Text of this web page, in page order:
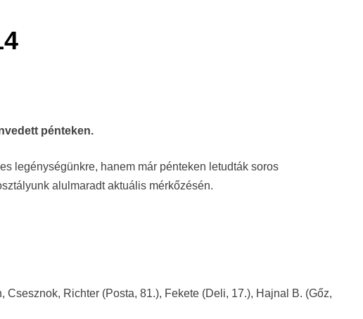
pénteken.
legénységünkre, hanem már pénteken letudták soros
alulmaradt aktuális mérkőzésén.
Csesznok, Richter (Posta, 81.), Fekete (Deli, 17.), Hajnal B. (Gőz,